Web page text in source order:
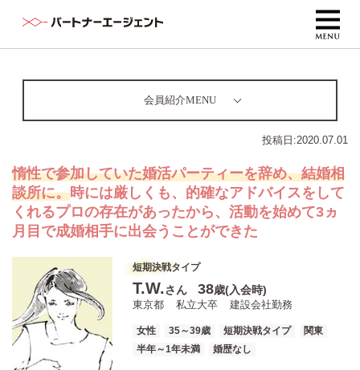
会員紹介MENU
投稿日:2020.07.01
惰性で参加していた婚活パーティーを辞め、結婚相
談所に。時には厳しくも、的確なアドバイスをして
くれるプロの存在があったから、活動を始めて3ヵ
月目で成婚相手に出会うことができた
短期決戦タイプ
T.W.さん 38歳(入会時)
東京都 私立大卒 建設会社勤務
女性 35～39歳 短期決戦タイプ
関東
半年～1年未満
婚歴なし